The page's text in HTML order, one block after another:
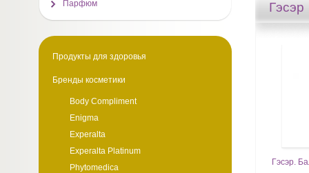
Гэсэр
Гэсэр.
Парфюм
Продукты для здоровья
Бренды косметики
Body Compliment
Enigma
Experalta
Experalta Platinum
Phytomedica